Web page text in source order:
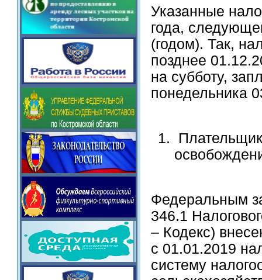
Указанные
года,
(годом). Так,
позднее
на субботу,
понедельника
Федеральным
346.1
– Кодекс)
с 01.01.2019
систему